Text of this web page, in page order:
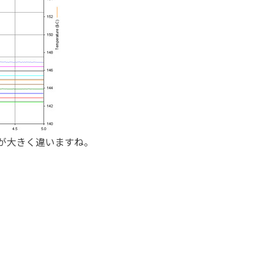
きく違いますね。